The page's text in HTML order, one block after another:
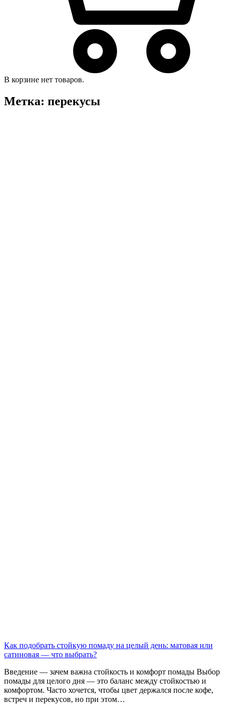
В корзине нет товаров.
Метка: перекусы
Как подобрать стойкую помаду на целый день: матовая или
сатиновая — что выбрать?
Введение — зачем важна стойкость и комфорт помады Выбор
помады для целого дня — это баланс между стойкостью и
комфортом. Часто хочется, чтобы цвет держался после кофе,
встреч и перекусов, но при этом…